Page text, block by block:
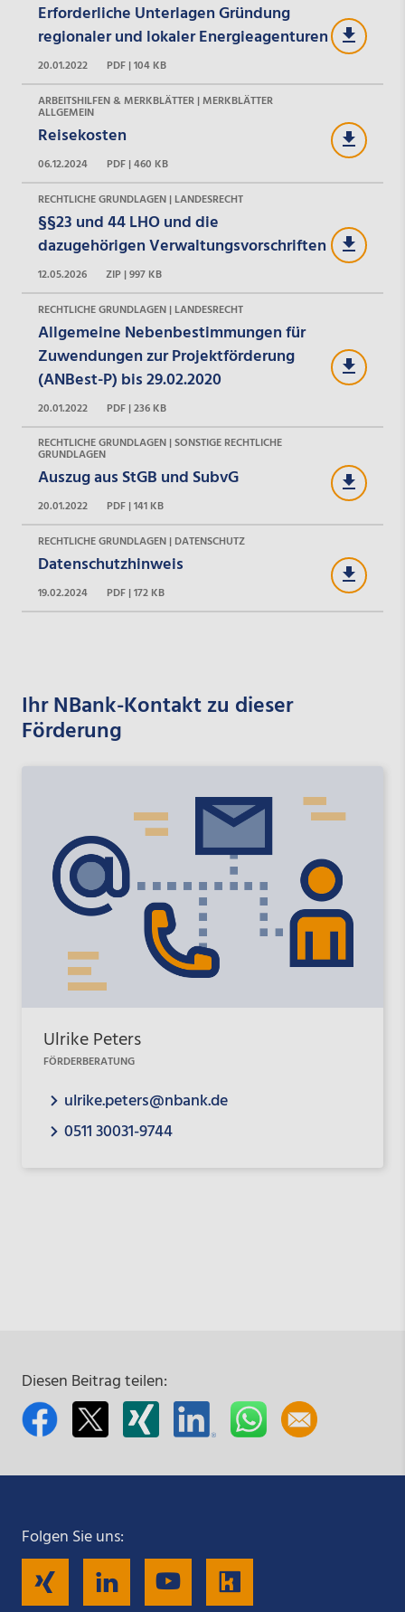
Erforderliche Unterlagen Gründung
regionaler und lokaler Energieagenturen
20.01.2022
PDF | 104 KB
ARBEITSHILFEN & MERKBLÄTTER | MERKBLÄTTER
ALLGEMEIN
Reisekosten
06.12.2024
PDF | 460 KB
RECHTLICHE GRUNDLAGEN | LANDESRECHT
§§23 und 44 LHO und die
dazugehörigen Verwaltungsvorschriften
12.05.2026
ZIP | 997 KB
RECHTLICHE GRUNDLAGEN | LANDESRECHT
Allgemeine Nebenbestimmungen für
Zuwendungen zur Projektförderung
(ANBest-P) bis 29.02.2020
20.01.2022
PDF | 236 KB
RECHTLICHE GRUNDLAGEN | SONSTIGE RECHTLICHE
GRUNDLAGEN
Auszug aus StGB und SubvG
20.01.2022
PDF | 141 KB
RECHTLICHE GRUNDLAGEN | DATENSCHUTZ
Datenschutzhinweis
19.02.2024 PDF | 172 KB
Ihr NBank-Kontakt zu dieser
Förderung
Ulrike Peters
FÖRDERBERATUNG
ulrike.peters@nbank.de
0511 30031-9744
Diesen Beitrag teilen:
Folgen Sie uns:
FolgenFolgenFolgen